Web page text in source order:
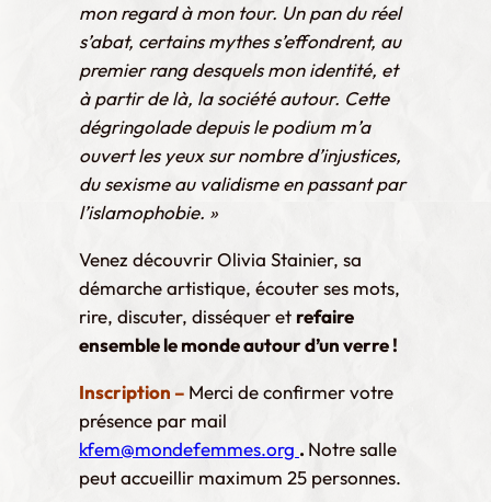
mon regard à mon tour. Un pan du réel
s’abat, certains mythes s’effondrent, au
premier rang desquels mon identité, et
à partir de là, la société autour. Cette
dégringolade depuis le podium m’a
ouvert les yeux sur nombre d’injustices,
du sexisme au validisme en passant par
l’islamophobie. »
Venez découvrir Olivia Stainier, sa
démarche artistique, écouter ses mots,
rire, discuter, disséquer et refaire
ensemble le monde autour d’un verre !
Inscription – Merci de confirmer votre
présence par mail
kfem@mondefemmes.org . Notre salle
peut accueillir maximum 25 personnes.